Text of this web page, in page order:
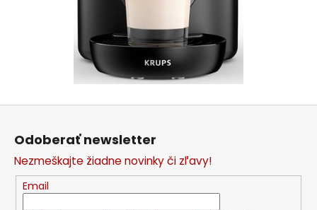
Odoberať newsletter
Nezmeškajte žiadne novinky či zľavy!
Email